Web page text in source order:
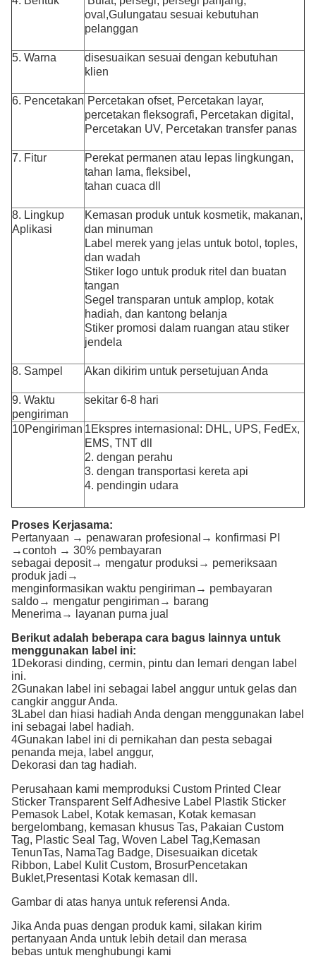
oval,Gulungatau sesuai kebutuhan
pelanggan
5. Warna
disesuaikan sesuai dengan kebutuhan
klien
6. Pencetakan Percetakan ofset, Percetakan layar,
percetakan fleksografi, Percetakan digital,
Percetakan UV, Percetakan transfer panas
7. Fitur
Perekat permanen atau lepas lingkungan,
tahan lama, fleksibel,
tahan cuaca dll
8. Lingkup
Aplikasi
Kemasan produk untuk kosmetik, makanan,
dan minuman
Label merek yang jelas untuk botol, toples,
dan wadah
Stiker logo untuk produk ritel dan buatan
tangan
Segel transparan untuk amplop, kotak
hadiah, dan kantong belanja
Stiker promosi dalam ruangan atau stiker
jendela
8. Sampel Akan dikirim untuk persetujuan Anda
9. Waktu
pengiriman
sekitar 6-8 hari
10Pengiriman 1Ekspres internasional: DHL, UPS, FedEx,
EMS, TNT dll
2. dengan perahu
3. dengan transportasi kereta api
4. pendingin udara
Proses Kerjasama:
Pertanyaan → penawaran profesional→ konfirmasi PI
→contoh → 30% pembayaran
sebagai deposit→ mengatur produksi→ pemeriksaan
produk jadi→
menginformasikan waktu pengiriman→ pembayaran
saldo→ mengatur pengiriman→ barang
Menerima→ layanan purna jual
Berikut adalah beberapa cara bagus lainnya untuk
menggunakan label ini:
1Dekorasi dinding, cermin, pintu dan lemari dengan label
ini.
2Gunakan label ini sebagai label anggur untuk gelas dan
cangkir anggur Anda.
3Label dan hiasi hadiah Anda dengan menggunakan label
ini sebagai label hadiah.
4Gunakan label ini di pernikahan dan pesta sebagai
penanda meja, label anggur,
Dekorasi dan tag hadiah.
Perusahaan kami memproduksi Custom Printed Clear
Sticker Transparent Self Adhesive Label Plastik Sticker
Pemasok Label , Kotak kemasan, Kotak kemasan
bergelombang, kemasan khusus Tas, Pakaian Custom
Tag, Plastic Seal Tag, Woven Label Tag,Kemasan
TenunTas, NamaTag Badge, Disesuaikan dicetak
Ribbon, Label Kulit Custom, BrosurPencetakan
Buklet,Presentasi Kotak kemasan dll.
Gambar di atas hanya untuk referensi Anda.
Jika Anda puas dengan produk kami, silakan kirim
pertanyaan Anda untuk lebih detail dan merasa
bebas untuk menghubungi kami